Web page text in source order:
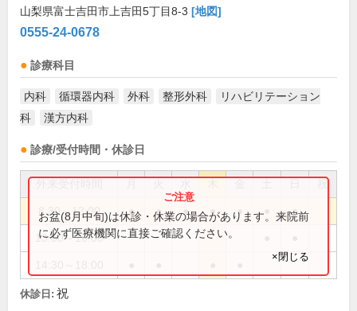
山梨県富士吉田市上吉田5丁目8-3 [地図]
0555-24-0678
診療科目
内科 循環器内科 外科 整形外科
リハビリテーション
科
漢方内科
診療/受付時間・休診日
祝
8:30～12:00 ● ● ● ● ● ●
13:00～16:00
お盆(8月中旬)は休診・休業の場合があります。来院前
に必ず医療機関に直接ご確認ください。
×閉じる
休診日: 祝